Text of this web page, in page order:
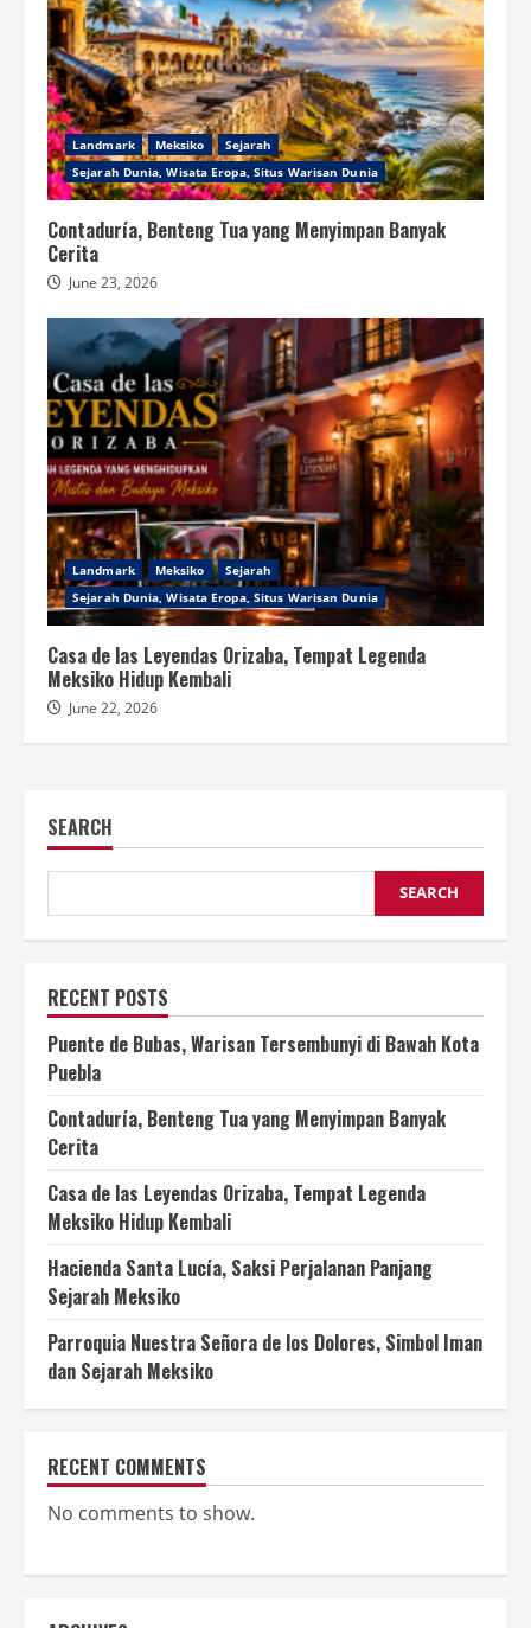
Landmark Meksiko
Sejarah
Sejarah Dunia, Wisata Eropa, Situs Warisan Dunia
Contaduría, Benteng Tua yang Menyimpan Banyak
Cerita
June 23, 2026
Landmark Meksiko
Sejarah
Sejarah Dunia, Wisata Eropa, Situs Warisan Dunia
Casa de las Leyendas Orizaba, Tempat Legenda
Meksiko Hidup Kembali
June 22, 2026
SEARCH
SEARCH
RECENT POSTS
Puente de Bubas, Warisan Tersembunyi di Bawah Kota
Puebla
Contaduría, Benteng Tua yang Menyimpan Banyak
Cerita
Casa de las Leyendas Orizaba, Tempat Legenda
Meksiko Hidup Kembali
Hacienda Santa Lucía, Saksi Perjalanan Panjang
Sejarah Meksiko
Parroquia Nuestra Señora de los Dolores, Simbol Iman
dan Sejarah Meksiko
RECENT COMMENTS
No comments to show.